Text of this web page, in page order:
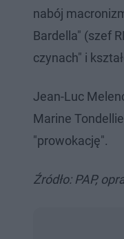
nabój
Bardella" (szef
czynach" i
Jean-Luc
Marine
"prowokację".
Źródło: PAP,